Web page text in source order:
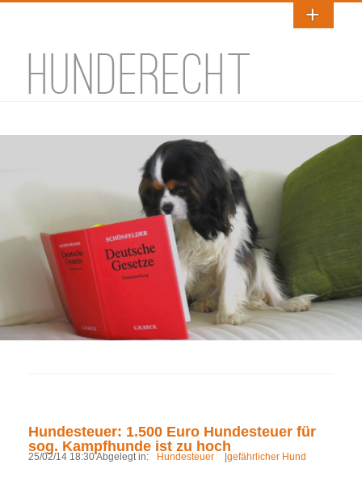
HUNDERECHT
Hundesteuer: 1.500 Euro Hundesteuer für
sog. Kampfhunde ist zu hoch
25/02/14 18:30 Abgelegt in: Hundesteuer |gefährlicher Hund